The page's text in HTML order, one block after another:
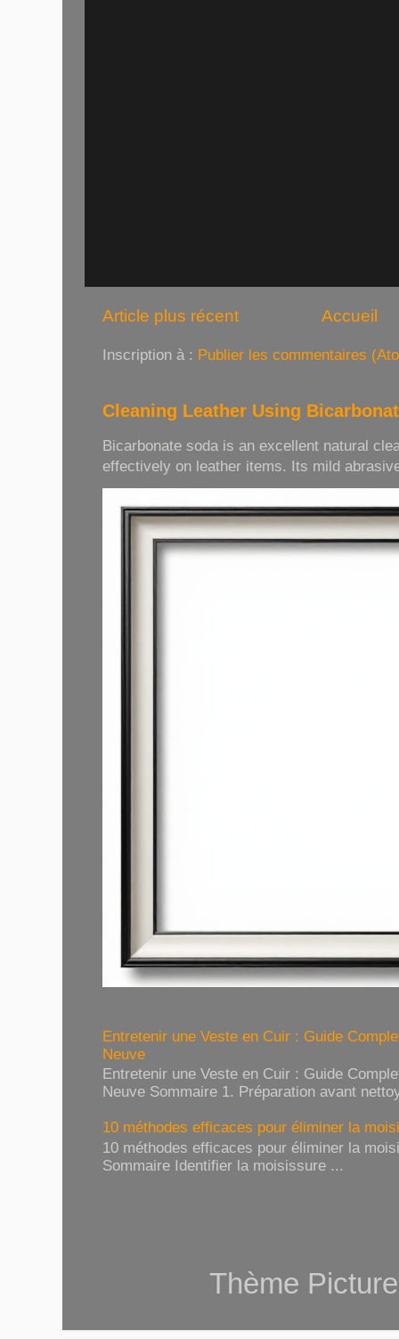
Article plus récent Accueil
Inscription à : Publier les commentaires
Cleaning Leather Using
Bicarbonate soda is an excellent natural
effectively on leather items. Its mild
Entretenir une Veste en Cuir : Guide
Neuve
Entretenir une Veste en Cuir : Guide
Neuve Sommaire 1. Préparation avant
10 méthodes efficaces pour éliminer la
10 méthodes efficaces pour éliminer la
Sommaire Identifier la moisissure ...
Thème